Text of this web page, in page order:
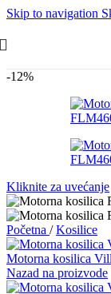
Skip to navigation
-12%
Kliknite za uvećanje
Početna / Kosilice
Motorna kosilica
Nazad na proizvode